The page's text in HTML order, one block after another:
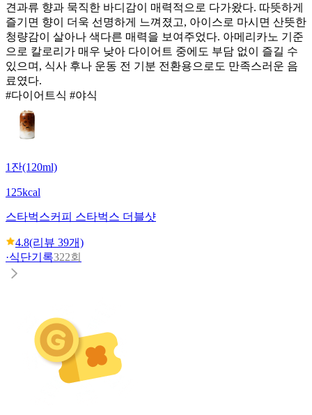
견과류 향과 묵직한 바디감이 매력적으로 다가왔다. 따뜻하게
즐기면 향이 더욱 선명하게 느껴졌고, 아이스로 마시면 산뜻한
청량감이 살아나 색다른 매력을 보여주었다. 아메리카노 기준
으로 칼로리가 매우 낮아 다이어트 중에도 부담 없이 즐길 수
있으며, 식사 후나 운동 전 기분 전환용으로도 만족스러운 음
료였다.
#다이어트식 #야식
1잔(120ml)
125kcal
스타벅스커피 스타벅스 더블샷
4.8(리뷰 39개)
·식단기록322회